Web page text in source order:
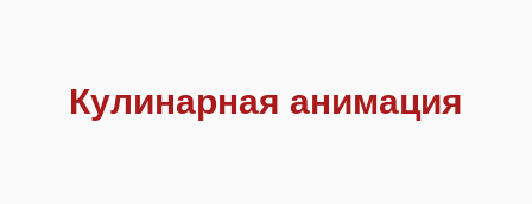
Кулинарная анимация